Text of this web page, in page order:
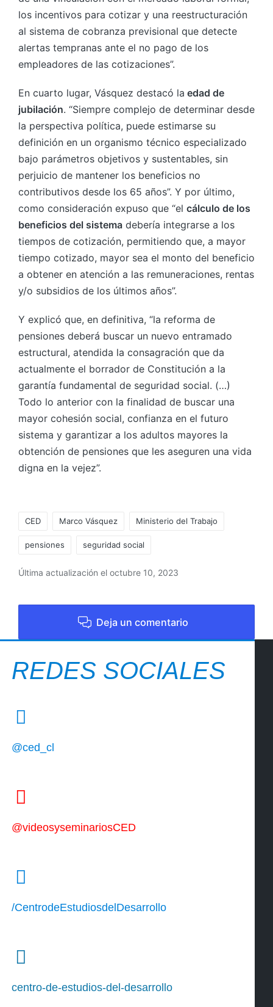
los incentivos para cotizar y una reestructuración
al sistema de cobranza previsional que detecte
alertas tempranas ante el no pago de los
empleadores de las cotizaciones”.
En cuarto lugar, Vásquez destacó la edad de
jubilación. “Siempre complejo de determinar desde
la perspectiva política, puede estimarse su
definición en un organismo técnico especializado
bajo parámetros objetivos y sustentables, sin
perjuicio de mantener los beneficios no
contributivos desde los 65 años”. Y por último,
como consideración expuso que “el cálculo de los
beneficios del sistema debería integrarse a los
tiempos de cotización, permitiendo que, a mayor
tiempo cotizado, mayor sea el monto del beneficio
a obtener en atención a las remuneraciones, rentas
y/o subsidios de los últimos años”.
Y explicó que, en definitiva, “la reforma de
pensiones deberá buscar un nuevo entramado
estructural, atendida la consagración que da
actualmente el borrador de Constitución a la
garantía fundamental de seguridad social. (…)
Todo lo anterior con la finalidad de buscar una
mayor cohesión social, confianza en el futuro
sistema y garantizar a los adultos mayores la
obtención de pensiones que les aseguren una vida
digna en la vejez”.
CED Marco Vásquez Ministerio del Trabajo
pensiones seguridad social
Última actualización el octubre 10, 2023
Deja un comentario
REDES SOCIALES
@ced_cl
@videosyseminariosCED
/CentrodeEstudiosdelDesarrollo
centro-de-estudios-del-desarrollo